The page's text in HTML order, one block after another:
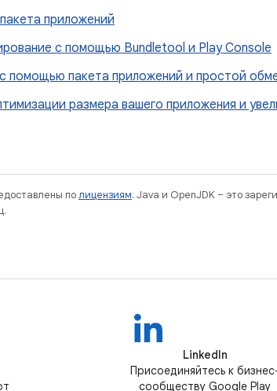
приложений
с помощью Bundletool и Play Console
помощью пакета приложений и простой
размера вашего приложения и
полицензиям. Java и OpenJDK – это
LinkedIn
Присоединяйтесь к
сообществу Google Play